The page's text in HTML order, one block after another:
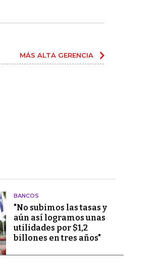
MÁS ALTA GERENCIA
BANCOS
"No subimos las tasas y
aún así logramos unas
utilidades por $1,2
billones en tres años"